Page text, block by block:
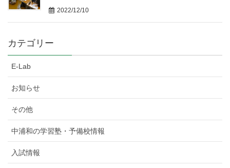
2022/12/10
カテゴリー
E-Lab
お知らせ
その他
中浦和の学習塾・予備校情報
入試情報